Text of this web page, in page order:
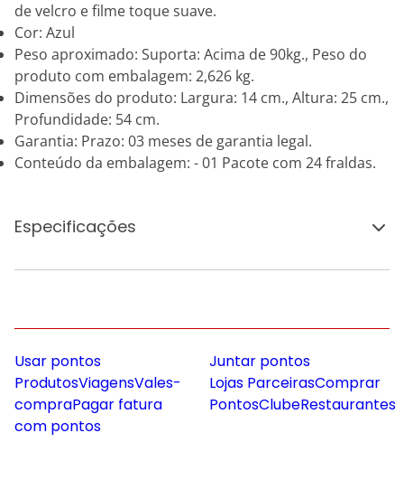
de velcro e filme toque suave.
Cor: Azul
Peso aproximado: Suporta: Acima de 90kg., Peso do
produto com embalagem: 2,626 kg.
Dimensões do produto: Largura: 14 cm., Altura: 25 cm.,
Profundidade: 54 cm.
Garantia: Prazo: 03 meses de garantia legal.
Conteúdo da embalagem: - 01 Pacote com 24 fraldas.
Especificações
Usar pontos
ProdutosViagensVales-
compraPagar fatura
com pontos
Juntar pontos
Lojas ParceirasComprar
PontosClubeRestaurantes